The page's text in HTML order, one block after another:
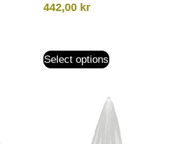
442,00 kr
Select options